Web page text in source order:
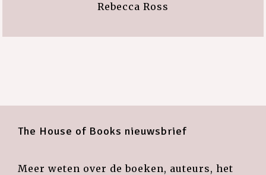
Rebecca Ross
The House of Books nieuwsbrief
Meer weten over de boeken, auteurs, het